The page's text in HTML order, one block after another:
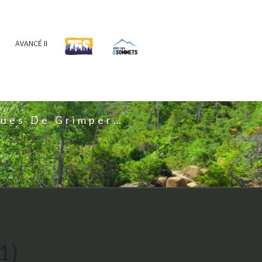
AVANCÉ II
De Grimper…